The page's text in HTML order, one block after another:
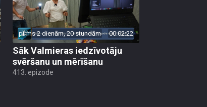
pirms 2 dienām, 20 stundām 00:02:22
Sāk Valmieras iedzīvotāju
svēršanu un mērīšanu
413. epizode